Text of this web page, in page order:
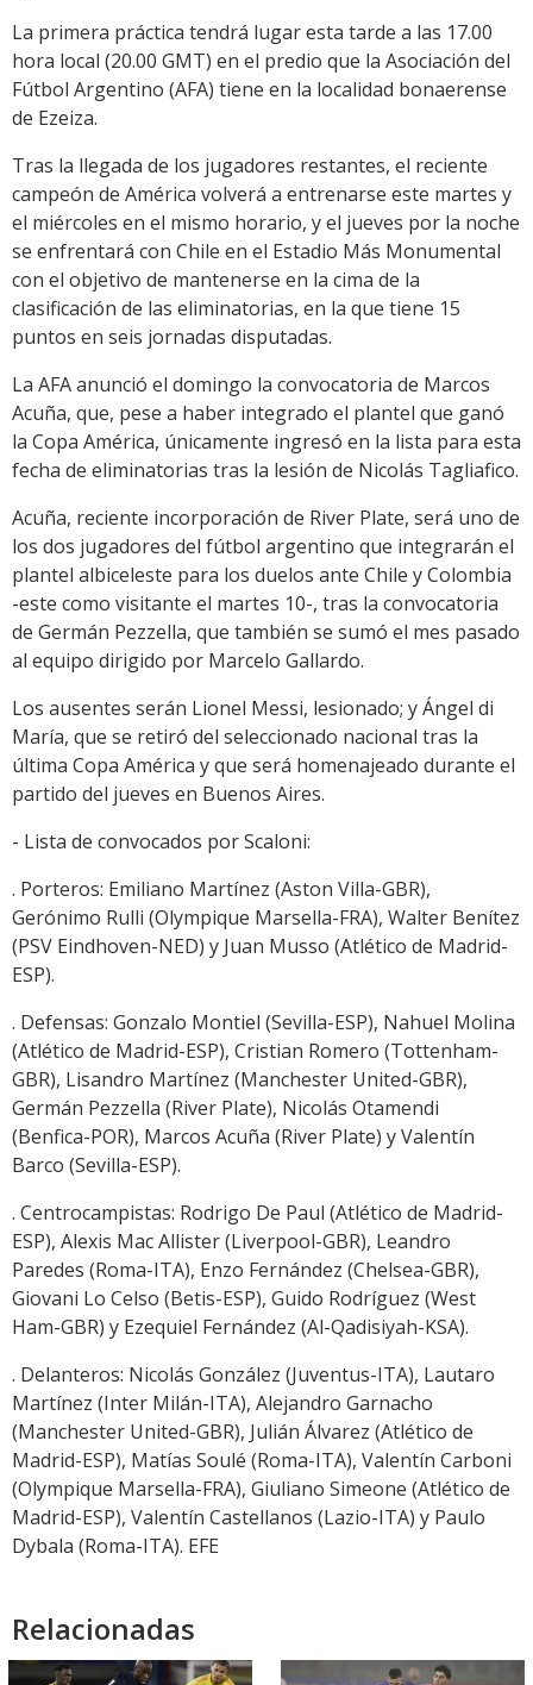
La primera práctica tendrá lugar esta tarde a las 17.00
hora local (20.00 GMT) en el predio que la Asociación del
Fútbol Argentino (AFA) tiene en la localidad bonaerense
de Ezeiza.
Tras la llegada de los jugadores restantes, el reciente
campeón de América volverá a entrenarse este martes y
el miércoles en el mismo horario, y el jueves por la noche
se enfrentará con Chile en el Estadio Más Monumental
con el objetivo de mantenerse en la cima de la
clasificación de las eliminatorias, en la que tiene 15
puntos en seis jornadas disputadas.
La AFA anunció el domingo la convocatoria de Marcos
Acuña, que, pese a haber integrado el plantel que ganó
la Copa América, únicamente ingresó en la lista para esta
fecha de eliminatorias tras la lesión de Nicolás Tagliafico.
Acuña, reciente incorporación de River Plate, será uno de
los dos jugadores del fútbol argentino que integrarán el
plantel albiceleste para los duelos ante Chile y Colombia
-este como visitante el martes 10-, tras la convocatoria
de Germán Pezzella, que también se sumó el mes pasado
al equipo dirigido por Marcelo Gallardo.
Los ausentes serán Lionel Messi, lesionado; y Ángel di
María, que se retiró del seleccionado nacional tras la
última Copa América y que será homenajeado durante el
partido del jueves en Buenos Aires.
- Lista de convocados por Scaloni:
. Porteros: Emiliano Martínez (Aston Villa-GBR),
Gerónimo Rulli (Olympique Marsella-FRA), Walter Benítez
(PSV Eindhoven-NED) y Juan Musso (Atlético de Madrid-
ESP).
. Defensas: Gonzalo Montiel (Sevilla-ESP), Nahuel Molina
(Atlético de Madrid-ESP), Cristian Romero (Tottenham-
GBR), Lisandro Martínez (Manchester United-GBR),
Germán Pezzella (River Plate), Nicolás Otamendi
(Benfica-POR), Marcos Acuña (River Plate) y Valentín
Barco (Sevilla-ESP).
. Centrocampistas: Rodrigo De Paul (Atlético de Madrid-
ESP), Alexis Mac Allister (Liverpool-GBR), Leandro
Paredes (Roma-ITA), Enzo Fernández (Chelsea-GBR),
Giovani Lo Celso (Betis-ESP), Guido Rodríguez (West
Ham-GBR) y Ezequiel Fernández (Al-Qadisiyah-KSA).
. Delanteros: Nicolás González (Juventus-ITA), Lautaro
Martínez (Inter Milán-ITA), Alejandro Garnacho
(Manchester United-GBR), Julián Álvarez (Atlético de
Madrid-ESP), Matías Soulé (Roma-ITA), Valentín Carboni
(Olympique Marsella-FRA), Giuliano Simeone (Atlético de
Madrid-ESP), Valentín Castellanos (Lazio-ITA) y Paulo
Dybala (Roma-ITA). EFE
Relacionadas